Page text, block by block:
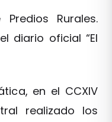
Rurales.
diario oficial “El
en el CCXIV
realizado los